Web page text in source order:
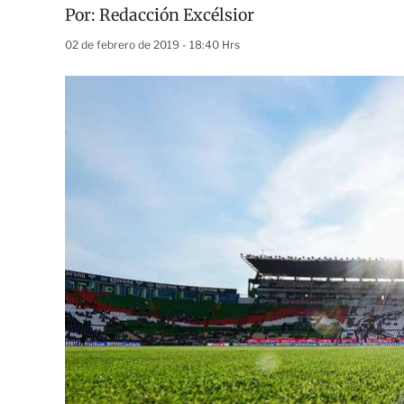
Por: Redacción Excélsior
02 de febrero de 2019 - 18:40 Hrs